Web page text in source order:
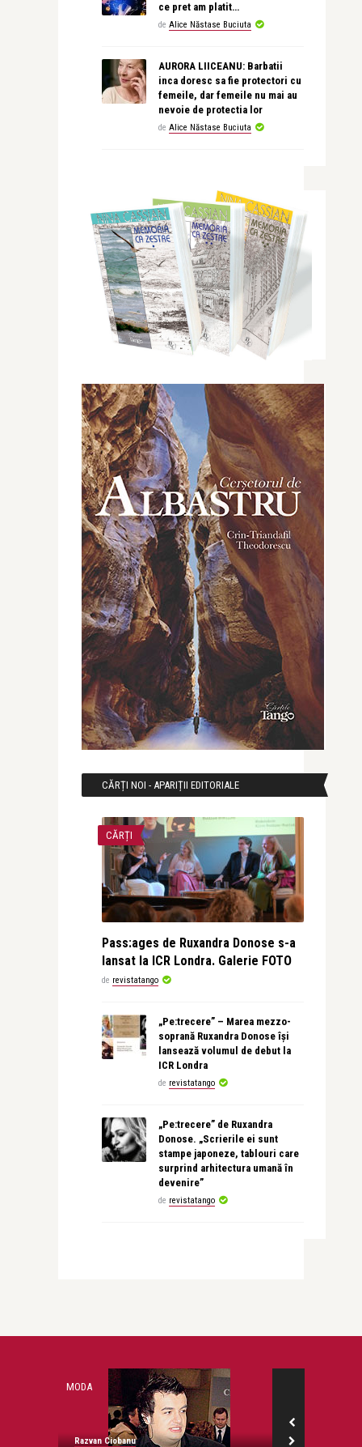
ce pret am platit…
de Alice Năstase Buciuta
AURORA LIICEANU: Barbatii
inca doresc sa fie protectori cu
femeile, dar femeile nu mai au
nevoie de protectia lor
de Alice Năstase Buciuta
CĂRȚI NOI - APARIȚII EDITORIALE
CĂRȚI
Pass:ages de Ruxandra Donose s-a
lansat la ICR Londra. Galerie FOTO
de revistatango
„Pe:trecere” – Marea mezzo-
soprană Ruxandra Donose își
lansează volumul de debut la
ICR Londra
de revistatango
„Pe:trecere” de Ruxandra
Donose. „Scrierile ei sunt
stampe japoneze, tablouri care
surprind arhitectura umană în
devenire”
de revistatango
MODA
Razvan Ciobanu